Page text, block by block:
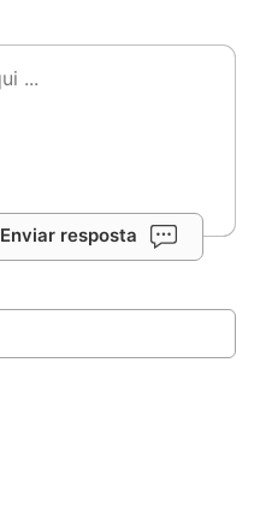
Enviar resposta